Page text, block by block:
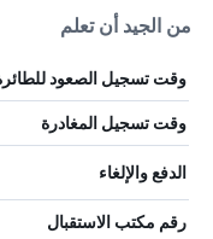
من الجيد أن تعلم
وقت تسجيل الصعود
وقت تسجيل المغادرة
الدفع والإلغاء
رقم مكتب الاستقبال